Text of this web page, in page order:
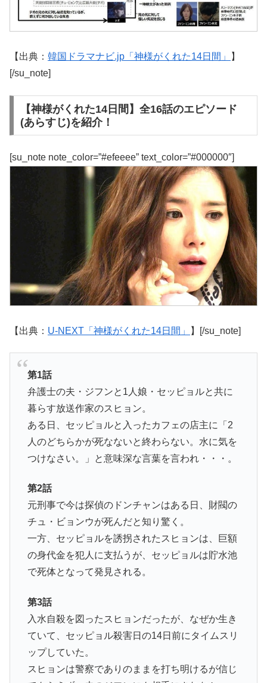
【出典： 韓国ドラマナビ.jp「神様がくれた14日間」
】
[/su_note]
【神様がくれた14日間】全16話のエピソード
(あらすじ)を紹介！
[su_note note_color=”#efeeee” text_color=”#000000″]
【出典： U-NEXT「神様がくれた14日間」 】[/su_note]
第1話
弁護士の夫・ジフンと1人娘・セッピョルと共に
暮らす放送作家のスヒョン。
ある日、セッピョルと入ったカフェの店主に「2
人のどちらかが死なないと終わらない。水に気を
つけなさい。」と意味深な言葉を言われ・・・。
第2話
元刑事で今は探偵のドンチャンはある日、財閥の
チュ・ビョンウが死んだと知り驚く。
一方、セッピョルを誘拐されたスヒョンは、巨額
の身代金を犯人に支払うが、セッピョルは貯水池
で死体となって発見される。
第3話
入水自殺を図ったスヒョンだったが、なぜか生き
ていて、セッピョル殺害日の14日前にタイムスリ
ップしていた。
スヒョンは警察でありのままを打ち明けるが信じ